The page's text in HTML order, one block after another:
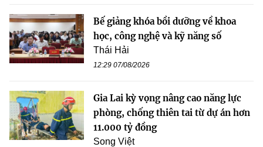
Bế giảng khóa bồi dưỡng về khoa
học, công nghệ và kỹ năng số
Thái Hải
12:29 07/08/2026
Gia Lai kỳ vọng nâng cao năng lực
phòng, chống thiên tai từ dự án hơn
11.000 tỷ đồng
Song Việt